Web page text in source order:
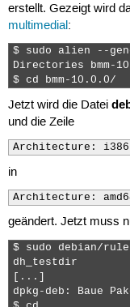
erstellt. Gezeigt wird
multimedial:
$ sudo alien --
Directories bmm-
$ cd bmm-10.0.0/
Jetzt wird die Datei
und die Zeile
Architecture: i386
in
Architecture:
geändert. Jetzt muss
$ sudo debian/
dh_testdir
[...]
dpkg-deb: Baue